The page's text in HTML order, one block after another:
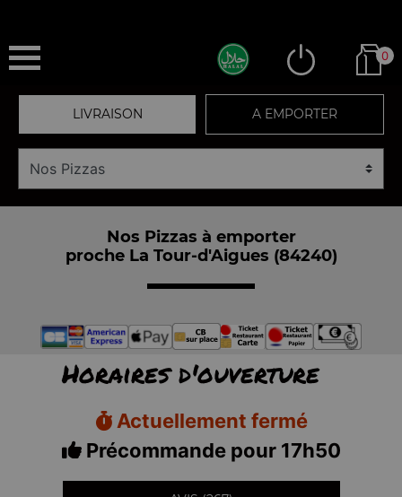
0
LIVRAISON A EMPORTER
Nos Pizzas à emporter
proche La Tour-d'Aigues (84240)
Horaires d'ouverture
Actuellement fermé
Précommande pour 17h50